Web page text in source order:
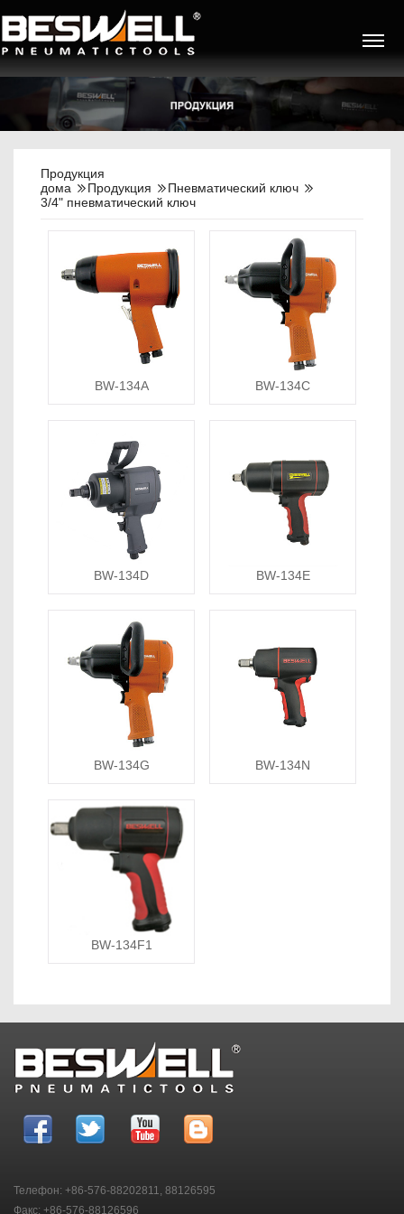
Продукция
дома
Продукция
Пневматический ключ
3/4" пневматический ключ
BW-134A BW-134C
BW-134D BW-134E
BW-134G BW-134N
BW-134F1
Телефон: +86-576-88202811, 88126595
Факс: +86-576-88126596